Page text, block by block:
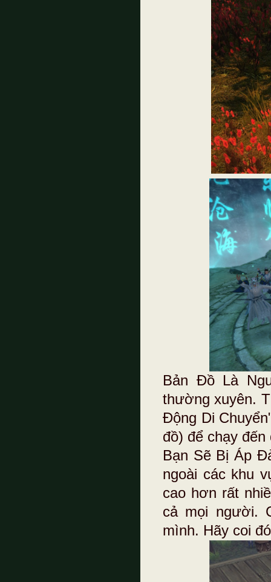
Bản Đồ Là
thường xuyên.
Động Di
đồ) để chạy
Bạn Sẽ Bị Áp
ngoài các khu
cao hơn rất
cả mọi người.
mình. Hãy coi